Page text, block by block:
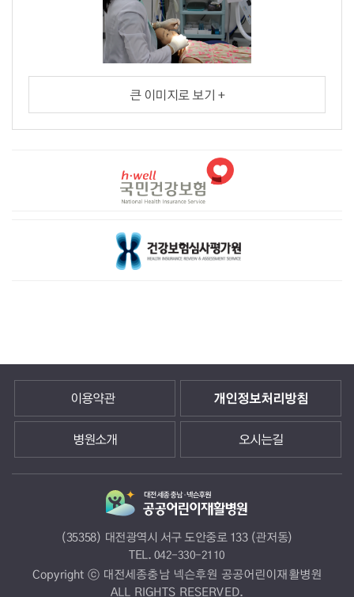
큰 이미지로 보기 +
이용약관 개인정보처리방침
병원소개 오시는길
(35358) 대전광역시 서구 도안중로 133 (관저동)
TEL. 042-330-2110
Copyright ⓒ 대전세종충남 넥슨후원 공공어린이재활병원
ALL RIGHTS RESERVED.